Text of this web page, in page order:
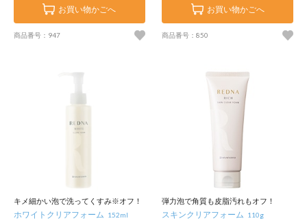
お買い物かごへ
商品番号：947
お買い物かごへ
商品番号：850
キメ細かい泡で洗ってくすみ※オフ！
ホワイトクリアフォーム 152ml
弾力泡で角質も皮脂汚れもオフ！
スキンクリアフォーム 110g